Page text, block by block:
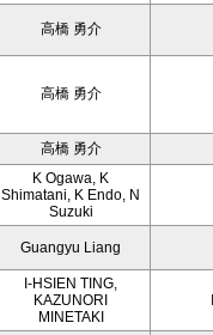
高橋 勇介
高橋 勇介
高橋 勇介
K Ogawa, K
Shimatani, K Endo, N
Suzuki
Guangyu Liang
I-HSIEN TING,
KAZUNORI
MINETAKI